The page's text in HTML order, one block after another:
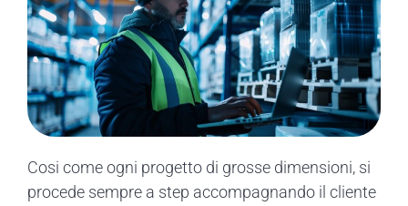
Cosi come ogni progetto di grosse dimensioni, si
procede sempre a step accompagnando il cliente